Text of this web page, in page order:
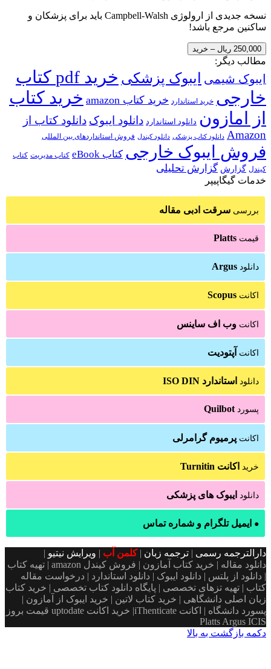
نسخه جدیدی از ارولوژی Campbell-Walsh باید برای پزشکان و
مرجع باشد!
250,000 ریال – خرید
دیگر:
شیمی ایبوک پزشکی
خرید pdf کتاب
خرید استاندارد خرید کتاب amazon
خرید کتاب
امازون دانلود استاندارد دانلود ایبوکدانلود کتاب از
دانلود کتاب پزشکی دانلود کیندل فروش استانداردهای بین المللی
ایبوک خارجی کتاب eBook کتاب مدیریت کتاب
گزارش گزارش تحلیلی
گیگاپیپر
بررسیسرقت ادبی مقاله
قیمتPlatts
دانلودArgus
اکانتScopus
اکانتوب اف ساینس
اکانتآپتودیت
دانلوداستاندارد ISO DIN
پسورد Quilbot
اکانتپرمیوم گرامرلی
خریداکانت Turnitin
دانلودایبوک های پزشکی
ایمیل تلگرام و شماره تماس
رسمی|ترجمه زبان|کلمن آب|ویرایش نیتیو|
دانلود مقاله | خرید کتاب آمازون | فروش کیندل amazon | تهیه کتاب
از پلتس | دانلود ایبوک | دانلود استاندارد | درخواست مقاله
| تهیه تزهای تخصصی | پایگاه دانلود کتاب تخصصی | خرید کتاب
اصلی دانشگاهی | خرید کتاب لاتین | خرید ایبوک از آمازون |
پسورد دانشگاه | اکانت iThenticate| خريد اكانت uptodate قیمت بروز
Platts Argus
بازگشت به بالا